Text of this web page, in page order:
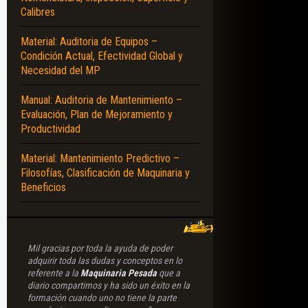
Calibres
Material: Auditoria de Equipos –
Condición Actual, Efectividad Global y
Necesidad del MP
Manual: Auditoria de Mantenimiento –
Evaluación, Plan de Mejoramiento y
Productividad
Material: Mantenimiento Predictivo –
Filosofías, Clasificación de Maquinaria y
Beneficios
Mil gracias por toda la ayuda de poder
adquirir toda las dudas y conceptos en lo
referente a la Maquinaria Pesadaque a
diario compartimos y ha sido un éxito en la
formación cuando uno no tiene la parte